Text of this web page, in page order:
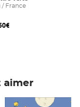
panier
/ France
aimer
7,50€